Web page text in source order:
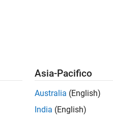
Asia-Pacifico
Australia (English)
India (English)